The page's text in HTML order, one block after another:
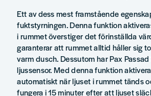
Ett av dess mest framstående
fuktstyrningen. Denna funktion
i rummet överstiger det förinställda
garanterar att rummet alltid håller sig
varm dusch. Dessutom har Pax
ljussensor. Med denna funktion
automatiskt när ljuset i rummet tänds
fungera i 15 minuter efter att ljuset